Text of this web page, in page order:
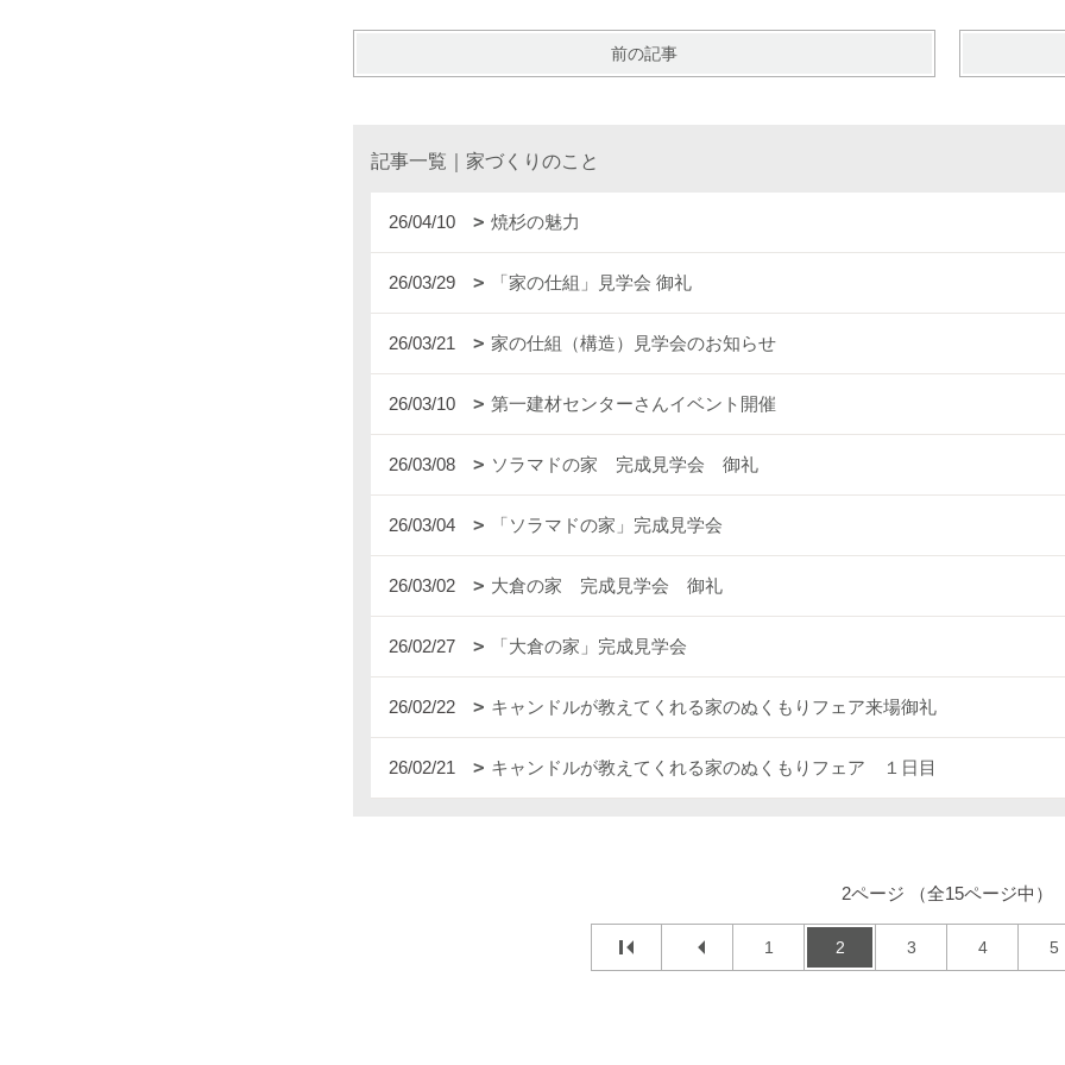
前の記事
記事一覧｜家づくりのこと
26/04/10 焼杉の魅力
26/03/29 「家の仕組」見学会 御礼
26/03/21 家の仕組（構造）見学会のお知らせ
26/03/10 第一建材センターさんイベント開催
26/03/08 ソラマドの家 完成見学会 御礼
26/03/04 「ソラマドの家」完成見学会
26/03/02 大倉の家 完成見学会 御礼
26/02/27 「大倉の家」完成見学会
26/02/22 キャンドルが教えてくれる家のぬくもりフェア来場御礼
26/02/21 キャンドルが教えてくれる家のぬくもりフェア １日目
2ページ （全15ページ中）
1 2 3 4 5